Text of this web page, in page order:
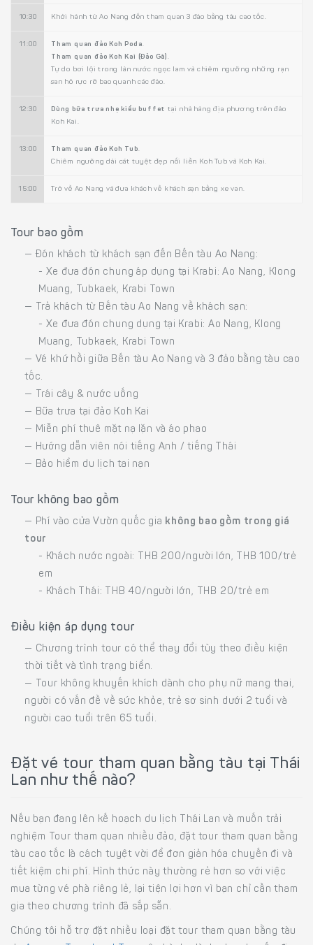
10:30 Khởi hành từ Ao Nang đến tham quan 3 đảo bằng tàu cao tốc.
11:00 Tham quan đảo Koh Poda.
Tham quan đảo Koh Kai (Đảo Gà) .
Tự do bơi lội trong làn nước ngọc lam và chiêm ngưỡng những rạn
san hô rực rỡ bao quanh các đảo.
12:30 Dùng bữa trưa nhẹ kiểu buffet tại nhà hàng địa phương trên đảo
Koh Kai.
13:00 Tham quan đảo Koh Tub.
Chiêm ngưỡng dải cát tuyệt đẹp nối liền Koh Tub và Koh Kai.
15:00 Trở về Ao Nang và đưa khách về khách sạn bằng xe van.
Tour bao gồm
— Đón khách từ khách sạn đến Bến tàu Ao Nang:
- Xe đưa đón chung áp dụng tại Krabi: Ao Nang, Klong
Muang, Tubkaek, Krabi Town
— Trả khách từ Bến tàu Ao Nang về khách sạn:
- Xe đưa đón chung dụng tại Krabi: Ao Nang, Klong
Muang, Tubkaek, Krabi Town
— Vé khứ hồi giữa Bến tàu Ao Nang và 3 đảo bằng tàu cao
tốc.
— Trái cây & nước uống
— Bữa trưa tại đảo Koh Kai
— Miễn phí thuê mặt nạ lặn và áo phao
— Hướng dẫn viên nói tiếng Anh / tiếng Thái
— Bảo hiểm du lịch tai nạn
Tour không bao gồm
— Phí vào cửa Vườn quốc gia không bao gồm trong giá
tour
- Khách nước ngoài: THB 200/người lớn, THB 100/trẻ
em
- Khách Thái: THB 40/người lớn, THB 20/trẻ em
Điều kiện áp dụng tour
— Chương trình tour có thể thay đổi tùy theo điều kiện
thời tiết và tình trạng biển.
— Tour không khuyến khích dành cho phụ nữ mang thai,
người có vấn đề về sức khỏe, trẻ sơ sinh dưới 2 tuổi và
người cao tuổi trên 65 tuổi.
Đặt vé tour tham quan bằng tàu tại Thái
Lan như thế nào?
Nếu bạn đang lên kế hoạch du lịch Thái Lan và muốn trải
nghiệm Tour tham quan nhiều đảo, đặt tour tham quan bằng
tàu cao tốc là cách tuyệt vời để đơn giản hóa chuyến đi và
tiết kiệm chi phí. Hình thức này thường rẻ hơn so với việc
mua từng vé phà riêng lẻ, lại tiện lợi hơn vì bạn chỉ cần tham
gia theo chương trình đã sắp sẵn.
Chúng tôi hỗ trợ đặt nhiều loại đặt tour tham quan bằng tàu